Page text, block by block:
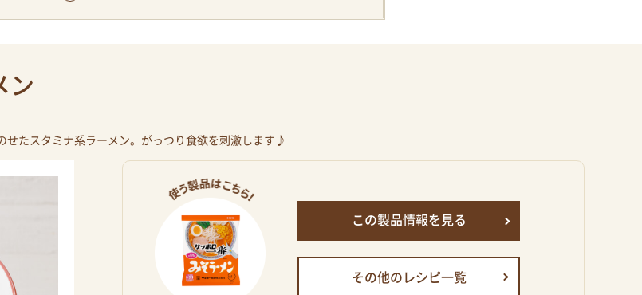
ン
せたスタミナ系ラーメン。がっつり食欲を刺激します♪
この製品情報を見る
その他のレシピ一覧